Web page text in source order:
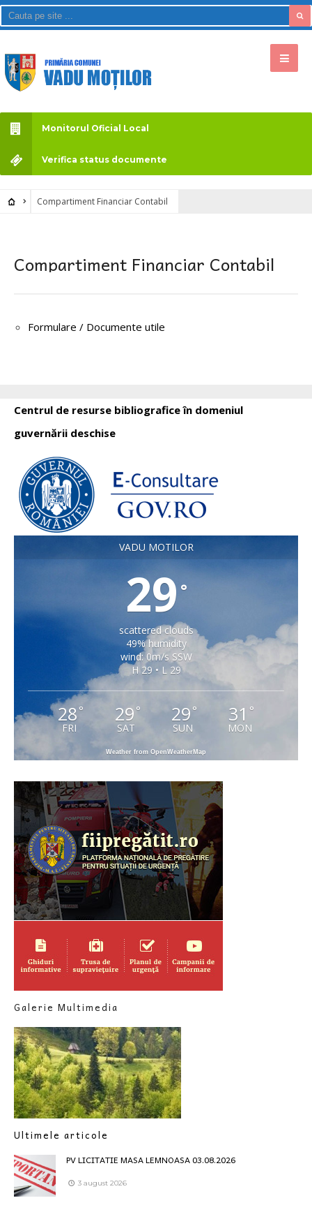
Monitorul Oficial Local
Verifica status documente
Compartiment Financiar Contabil
Compartiment Financiar Contabil
Formulare / Documente utile
Centrul de resurse bibliografice în domeniul
guvernării deschise
VADU MOTILOR
29 °
scattered clouds
49% humidity
wind: 0m/s SSW
H 29 • L 29
28 °
FRI
29 °
SAT
29°
SUN
31 °
MON
Weather from OpenWeatherMap
Galerie Multimedia
Ultimele articole
PV LICITATIE MASA LEMNOASA 03.08.2026
3 august 2026